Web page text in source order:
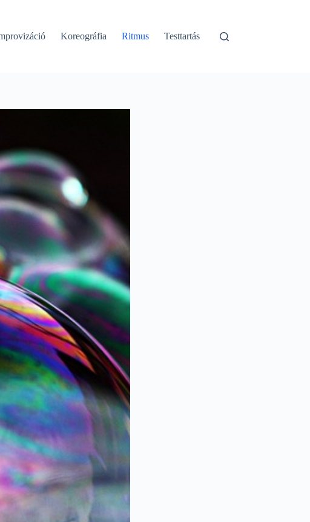
Koreográfia Ritmus Testtartás